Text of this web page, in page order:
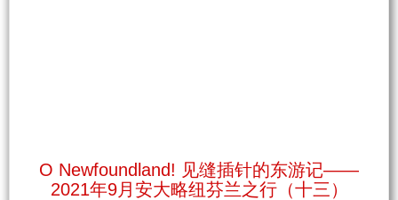
O Newfoundland! 见缝插针的东游记——
2021年9月安大略纽芬兰之行（十三）